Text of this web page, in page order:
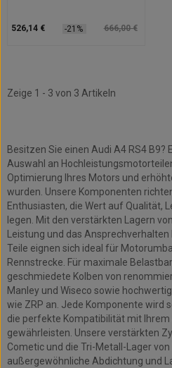
526,14 € -21% 666,00 €
Zeige 1 - 3 von 3 Artikeln
Besitzen Sie einen Audi A4 RS4 B9?
Auswahl an
Optimierung Ihres Motors und
wurden. Unsere Komponenten
Enthusiasten, die Wert auf Qualität,
legen. Mit den verstärkten Lagern
Leistung und das
Teile eignen sich ideal für
Rennstrecke. Für maximale
geschmiedete Kolben von
Manley und Wiseco sowie
wie ZRP an. Jede Komponente wird
die perfekte Kompatibilität mit Ihrem
gewährleisten. Unsere verstärkten
Cometic und die Tri-Metall-Lager von
außergewöhnliche Abdichtung und